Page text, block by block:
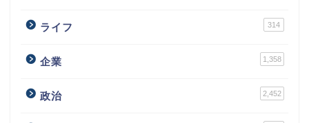
ライフ 314
企業 1,358
政治 2,452